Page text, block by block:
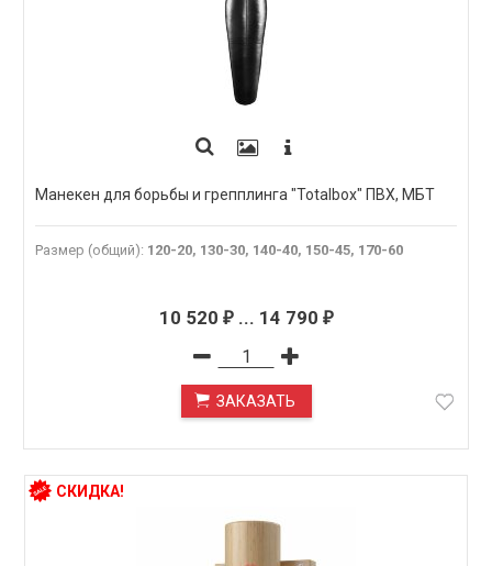
Манекен для борьбы и грепплинга "Totalbox" ПВХ, МБТ
Размер (общий): 120-20, 130-30, 140-40, 150-45, 170-60
10 520 ₽... 14 790 ₽
ЗАКАЗАТЬ
СКИДКА!